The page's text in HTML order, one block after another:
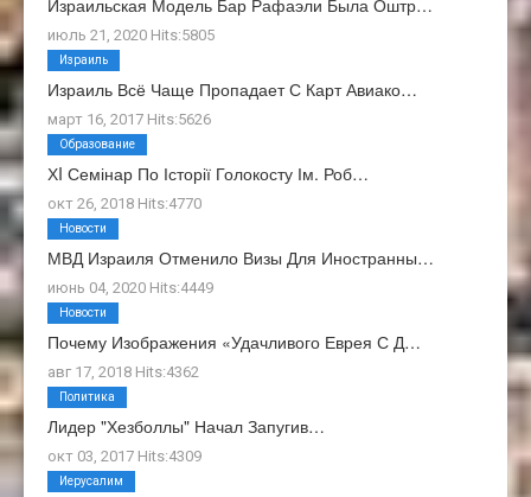
Израильская Модель Бар Рафаэли Была Оштр…
июль 21, 2020 Hits:5805
Израиль Всё Чаще Пропадает С Карт Авиако…
март 16, 2017 Hits:5626
Израиль
ХI Семінар По Історії Голокосту Ім. Роб…
окт 26, 2018 Hits:4770
Образование
МВД Израиля Отменило Визы Для Иностранны…
июнь 04, 2020 Hits:4449
Новости
Почему Изображения «Удачливого Еврея С Д…
авг 17, 2018 Hits:4362
Новости
Лидер "Хезболлы" Начал Запугив…
окт 03, 2017 Hits:4309
Политика
Иерусалим